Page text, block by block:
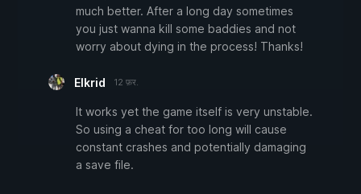
much better. After a long day sometimes
you just wanna kill some baddies and not
worry about dying in the process! Thanks!
Elkrid 12 फ़र.
It works yet the game itself is very unstable.
So using a cheat for too long will cause
constant crashes and potentially damaging
a save file.